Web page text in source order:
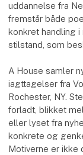
uddannelse fra
fremstår både
konkret handling
stilstand, som
A House samler
iagttagelser fra
Rochester, NY.
forladt, blikket
eller lyset fra
konkrete og
Motiverne er ikke